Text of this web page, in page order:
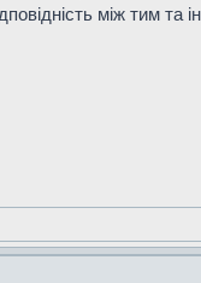
між тим та